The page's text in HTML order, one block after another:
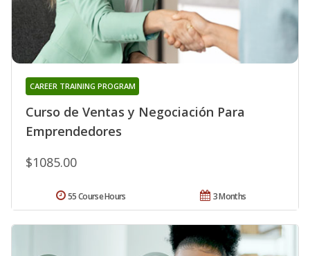
Curso de Ventas y Negociación Para
Emprendedores
CAREER TRAINING PROGRAM
$1085.00
3 Months
55 Course Hours